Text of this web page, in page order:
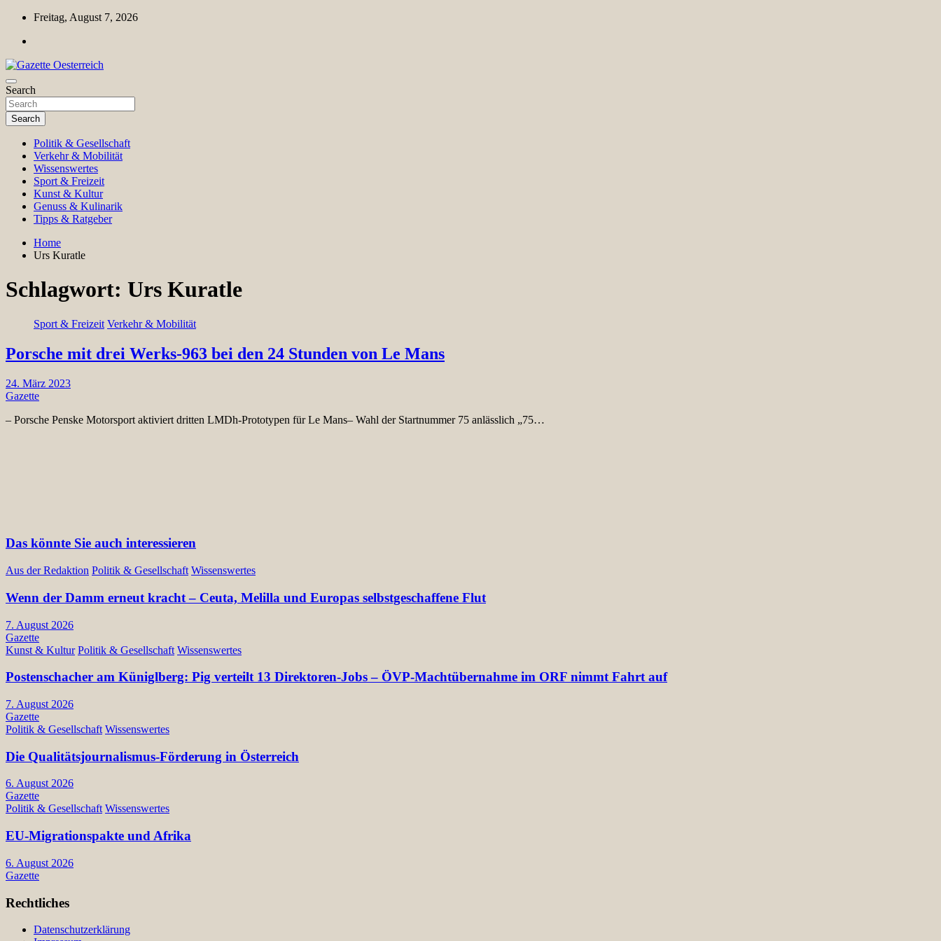
Skip
content
Freitag, August 7, 2026
Gazette Oesterreich
Magazin für Freizeit, Politik, Kultur & Wissenschaft
Search
Search
Politik & Gesellschaft
Verkehr & Mobilität
Wissenswertes
Sport & Freizeit
Kunst & Kultur
Genuss & Kulinarik
Tipps & Ratgeber
Home
Urs Kuratle
Schlagwort: Urs Kuratle
Sport & Freizeit Verkehr & Mobilität
Porsche mit drei Werks-963 bei den 24 Stunden von Le Mans
24. März 2023
Gazette
– Porsche Penske Motorsport aktiviert dritten LMDh-Prototypen für Le Mans– Wahl der Startnummer 75 anlässlich „75…
Das könnte Sie auch interessieren
Aus der Redaktion Politik & Gesellschaft Wissenswertes
Wenn der Damm erneut kracht – Ceuta, Melilla und Europas selbstgeschaffene Flut
7. August 2026
Gazette
Kunst & Kultur Politik & Gesellschaft Wissenswertes
Postenschacher am Küniglberg: Pig verteilt 13 Direktoren-Jobs – ÖVP-Machtübernahme im ORF nimmt Fahrt auf
7. August 2026
Gazette
Politik & Gesellschaft Wissenswertes
Die Qualitätsjournalismus-Förderung in Österreich
6. August 2026
Gazette
Politik & Gesellschaft Wissenswertes
EU-Migrationspakte und Afrika
6. August 2026
Gazette
Rechtliches
Datenschutzerklärung